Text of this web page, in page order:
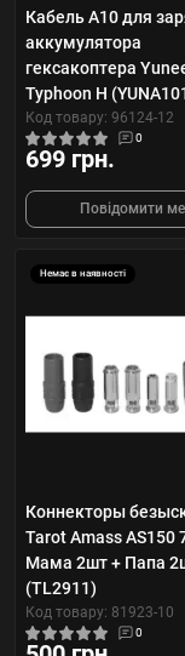
Кабель A10 для
аккумулятора
гексакоптера
Typhoon H
Код товару: 96124-12
0
699 грн.
Повідомити
Немає в наявності
Коннекторы
Tarot Amass AS150
Мама 2шт + Папа
(TL2911)
Код товару: 81923-10
0